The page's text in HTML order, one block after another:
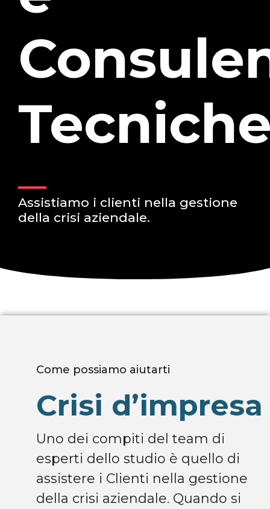
Assistiamo i clienti nella gestione
della crisi aziendale.
Come possiamo aiutarti
Crisi d’impresa
Uno dei compiti del team di
esperti dello studio è quello di
assistere i Clienti nella gestione
della crisi aziendale. Quando si